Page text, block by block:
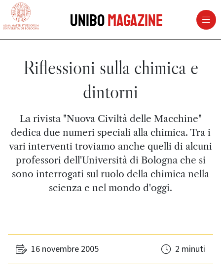
vai al contenuto della pagina
UniboMagazine
Riflessioni sulla chimica e
dintorni
La rivista "Nuova Civiltà delle Macchine"
dedica due numeri speciali alla chimica. Tra i
vari interventi troviamo anche quelli di alcuni
professori dell'Università di Bologna che si
sono interrogati sul ruolo della chimica nella
scienza e nel mondo d'oggi.
16 novembre 2005 2 minuti